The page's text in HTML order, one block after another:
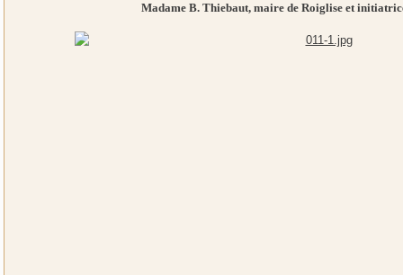
Madame B. Thiebaut, maire de Roiglise et